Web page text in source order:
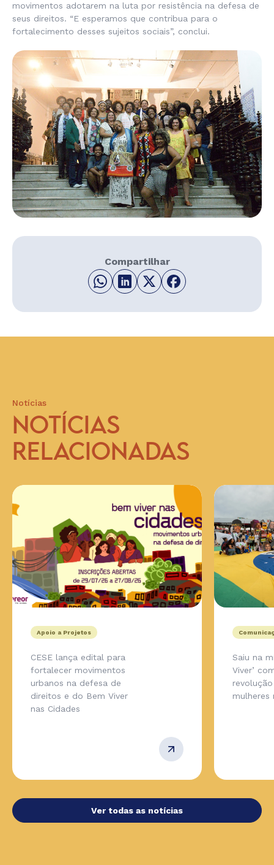
movimentos adotarem na luta por resistência na defesa de
seus direitos. “E esperamos que contribua para o
fortalecimento desses sujeitos sociais”, conclui.
Compartilhar
Notícias
NOTÍCIAS
RELACIONADAS
Apoio a Projetos
CESE lança edital para
fortalecer movimentos
urbanos na defesa de
direitos e do Bem Viver
nas Cidades
Saiu na
Viver’
mulheres
Ver todas as notícias